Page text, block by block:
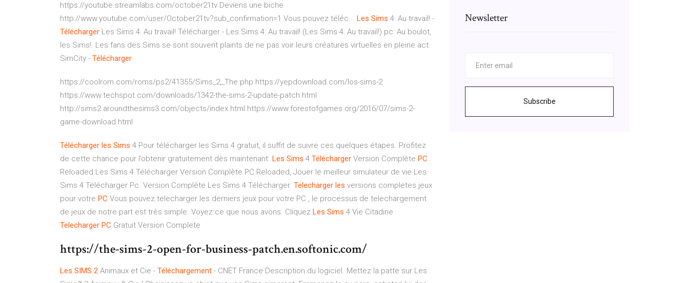
https://youtube.streamlabs.com/october21tv Deviens une biche
http://www.youtube.com/user/October21tv?sub_confirmation=1 Vous pouvez téléc... Les Sims 4: Au travail! -
Télécharger Les Sims 4: Au travail! Télécharger - Les Sims 4: Au travail! (Les Sims 4: Au travail!) pc: Au boulot,
les Sims!. Les fans des Sims se sont souvent plaints de ne pas voir leurs créatures virtuelles en pleine act.
SimCity - Télécharger
https://coolrom.com/roms/ps2/41355/Sims_2,_The.php https://yepdownload.com/los-sims-2
https://www.techspot.com/downloads/1342-the-sims-2-update-patch.html
http://sims2.aroundthesims3.com/objects/index.html https://www.forestofgames.org/2016/07/sims-2-
game-download.html
Télécharger les Sims 4 Pour télécharger les Sims 4 gratuit, il suffit de suivre ces quelques étapes. Profitez
de cette chance pour l’obtenir gratuitement dès maintenant. Les Sims 4 Télécharger Version Complète PC
Reloaded Les Sims 4 Télécharger Version Complète PC Reloaded, Jouer le meilleur simulateur de vie Les
Sims 4 Télécharger Pc. Version Complète Les Sims 4 Télécharger. Telecharger les versions completes jeux
pour votre PC Vous pouvez telecharger les derniers jeux pour votre PC , le processus de telechargement
de jeux de notre part est très simple. Voyez ce que nous avons. Cliquez Les Sims 4 Vie Citadine
Telecharger PC Gratuit Version Complete
https://the-sims-2-open-for-business-patch.en.softonic.com/
Les SIMS 2 Animaux et Cie - Téléchargement - CNET France Description du logiciel. Mettez la patte sur Les
Newsletter
Subscribe